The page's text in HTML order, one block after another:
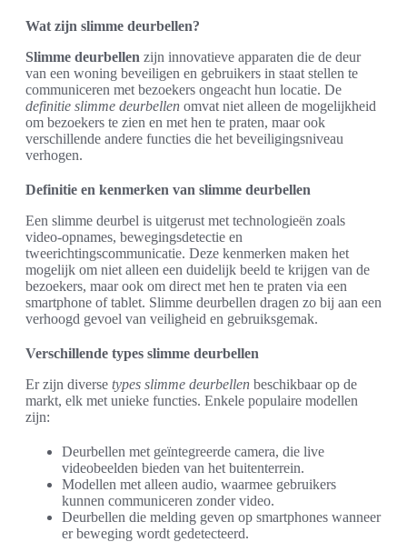
Wat zijn slimme deurbellen?
Slimme deurbellen zijn innovatieve apparaten die de deur
van een woning beveiligen en gebruikers in staat stellen te
communiceren met bezoekers ongeacht hun locatie. De
definitie slimme deurbellen omvat niet alleen de mogelijkheid
om bezoekers te zien en met hen te praten, maar ook
verschillende andere functies die het beveiligingsniveau
verhogen.
Definitie en kenmerken van slimme deurbellen
Een slimme deurbel is uitgerust met technologieën zoals
video-opnames, bewegingsdetectie en
tweerichtingscommunicatie. Deze kenmerken maken het
mogelijk om niet alleen een duidelijk beeld te krijgen van de
bezoekers, maar ook om direct met hen te praten via een
smartphone of tablet. Slimme deurbellen dragen zo bij aan een
verhoogd gevoel van veiligheid en gebruiksgemak.
Verschillende types slimme deurbellen
Er zijn diverse types slimme deurbellen beschikbaar op de
markt, elk met unieke functies. Enkele populaire modellen
zijn:
Deurbellen met geïntegreerde camera, die live
videobeelden bieden van het buitenterrein.
Modellen met alleen audio, waarmee gebruikers
kunnen communiceren zonder video.
Deurbellen die melding geven op smartphones wanneer
er beweging wordt gedetecteerd.